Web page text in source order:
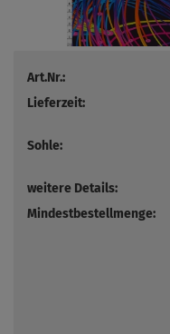
Art.Nr.:
Lieferzeit:
Sohle:
weitere Details:
Mindestbestellmenge: